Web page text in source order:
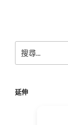
尋
字:
延伸